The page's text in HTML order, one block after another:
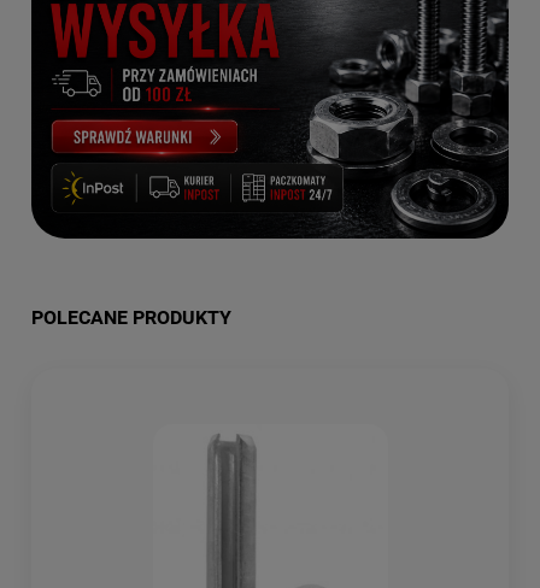
POLECANE PRODUKTY